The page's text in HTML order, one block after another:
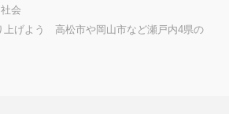
社会
上げよう 高松市や岡山市など瀬戸内4県の